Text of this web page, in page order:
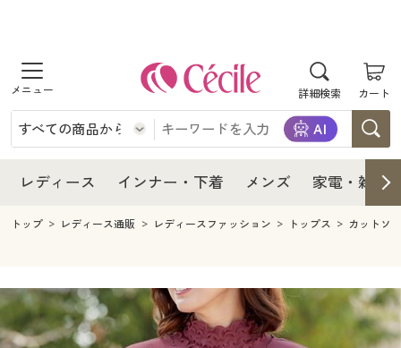
詳細検索 カート
商品を探す
レディース
レディースファッション
インナー・下着
インナー・下着通販すべて
メンズ下着
メンズ
メンズファッション
家電・雑貨すべて
寝具・インテリア・家具
レディース インナー・下着 メンズ 家電・雑貨
レディース
レディース通販すべて
レディースファッション
インナー・下着
インナー・下着通販すべて
ジュニア・ティーンズ下着
メンズ
メンズ下着
家電
寝具・インテリア・家具通販すべて
美容・健康
トップ レディース通販 レディースファッション トップス カットソ